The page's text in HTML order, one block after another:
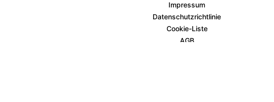
Impressum
Datenschutzrichtlinie
Cookie-Liste
AGB